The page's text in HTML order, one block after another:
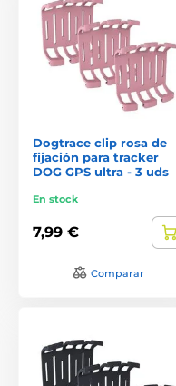
Dogtrace clip rosa de
fijación para tracker
DOG GPS ultra - 3 uds
En stock
7,99 €
Comparar